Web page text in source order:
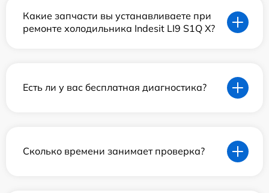
Какие запчасти вы устанавливаете при
ремонте холодильника Indesit LI9 S1Q X?
Есть ли у вас бесплатная диагностика?
Сколько времени занимает проверка?